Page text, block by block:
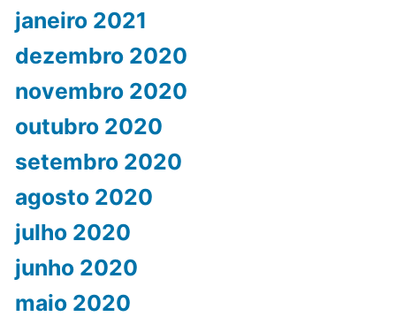
janeiro 2021
dezembro 2020
novembro 2020
outubro 2020
setembro 2020
agosto 2020
julho 2020
junho 2020
maio 2020